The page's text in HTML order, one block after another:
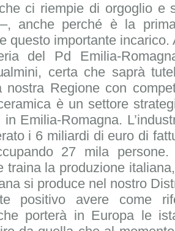
ci riempie di orgoglio e
anche perché è la
questo importante
del Pd Emilia-
certa che saprà
nostra Regione con
è un settore
in Emilia-Romagna.
i 6 miliardi di euro di
27 mila
traina la produzione
si produce nel nostro
positivo avere come
porterà in Europa le